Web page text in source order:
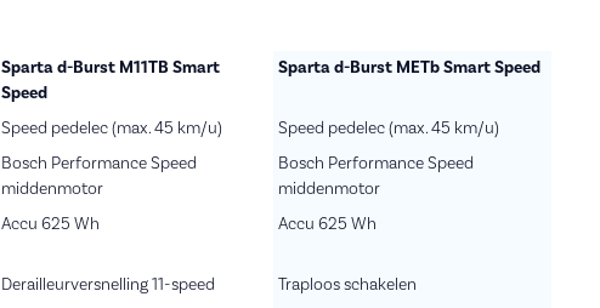
Sparta d-Burst M11TB Smart
Speed
Sparta d-Burst METb Smart Speed
Speed pedelec (max. 45 km/u)
Speed pedelec (max. 45 km/u)
Bosch Performance Speed
middenmotor
Bosch Performance Speed
middenmotor
Accu 625 Wh Accu 625 Wh
Derailleurversnelling 11-speed
Traploos schakelen